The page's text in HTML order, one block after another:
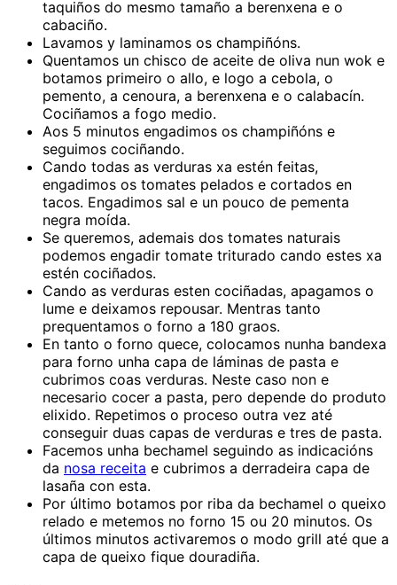
taquiños do mesmo tamaño a berenxena e o
cabaciño.
Lavamos y laminamos os champiñóns.
Quentamos un chisco de aceite de oliva nun wok e
botamos primeiro o allo, e logo a cebola, o
pemento, a cenoura, a berenxena e o calabacín.
Cociñamos a fogo medio.
Aos 5 minutos engadimos os champiñóns e
seguimos cociñando.
Cando todas as verduras xa estén feitas,
engadimos os tomates pelados e cortados en
tacos. Engadimos sal e un pouco de pementa
negra moída.
Se queremos, ademais dos tomates naturais
podemos engadir tomate triturado cando estes xa
estén cociñados.
Cando as verduras esten cociñadas, apagamos o
lume e deixamos repousar. Mentras tanto
prequentamos o forno a 180 graos.
En tanto o forno quece, colocamos nunha bandexa
para forno unha capa de láminas de pasta e
cubrimos coas verduras. Neste caso non e
necesario cocer a pasta, pero depende do produto
elixido. Repetimos o proceso outra vez até
conseguir duas capas de verduras e tres de pasta.
Facemos unha bechamel seguindo as indicacións
da nosa receita e cubrimos a derradeira capa de
lasaña con esta.
Por último botamos por riba da bechamel o queixo
relado e metemos no forno 15 ou 20 minutos. Os
últimos minutos activaremos o modo grill até que a
capa de queixo fique douradiña.